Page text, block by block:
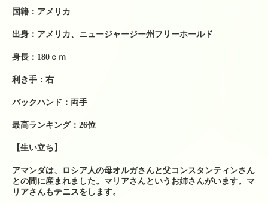
国籍：アメリカ
出身：アメリカ、ニュージャージー州フリーホールド
身長：180ｃｍ
利き手：右
バックハンド：両手
最高ランキング：26位
【生い立ち】
アマンダは、ロシア人の母オルガさんと父コンスタンティンさん
との間に産まれました。マリアさんというお姉さんがいます。マ
リアさんもテニスをします。
中古硬式テニスラケット
ラケット購入時の特典
硬式ナチュラルガット
硬式ナイロンガット
硬式ポリガット